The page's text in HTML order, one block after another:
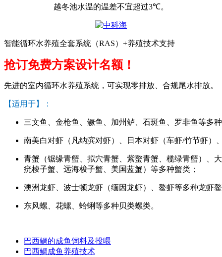
越冬池水温的温差不宜超过3℃。
智能循环水养殖全套系统（RAS）+养殖技术支持
抢订免费方案设计名额！
先进的室内循环水养殖系统，可实现零排放、合规尾水排放。
【适用于】：
三文鱼、金枪鱼、鳜鱼、加州鲈、石斑鱼、罗非鱼等多
南美白对虾（凡纳滨对虾）、日本对虾（车虾/竹节虾）
青蟹（锯缘青蟹、拟穴青蟹、紫螯青蟹、榄绿青蟹）、
疣梭子蟹、远海梭子蟹、美国蓝蟹）等多种蟹类；
澳洲龙虾、波士顿龙虾（缅因龙虾）、鳌虾等多种龙虾
东风螺、花螺、蛤蜊等多种贝类螺类。
巴西鲷的成鱼饲料及投喂
巴西鲷成鱼养殖技术